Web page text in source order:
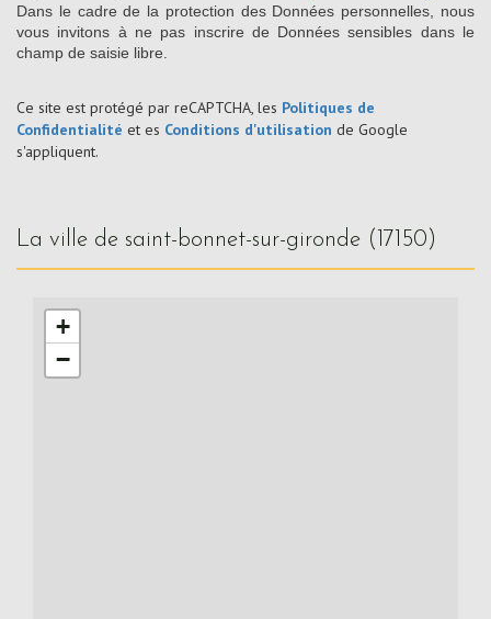
Dans le cadre de la protection des Données personnelles, nous
vous invitons à ne pas inscrire de Données sensibles dans le
champ de saisie libre.
Ce site est protégé par reCAPTCHA, les Politiques de
Confidentialité et es Conditions d'utilisation de Google
s'appliquent.
la ville de saint-bonnet-sur-gironde (17150)
+
−